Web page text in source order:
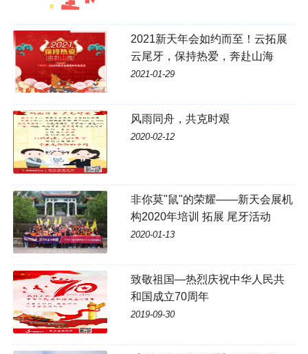
2021新天年会如约而至！云拓展
云尾牙，保持热爱，奔赴山海
2021-01-29
风雨同舟，共克时艰
2020-02-12
非你莫"鼠"的荣耀——新天会展机
构2020年培训 拓展 尾牙活动
2020-01-13
致敬祖国—热烈庆祝中华人民共
和国成立70周年
2019-09-30